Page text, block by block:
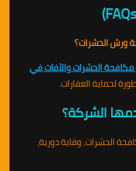
ورش الحشرات؟
الحشرات والآفات في
لحماية العقارات.
الشركة؟
الحشرات، وقاية دورية،